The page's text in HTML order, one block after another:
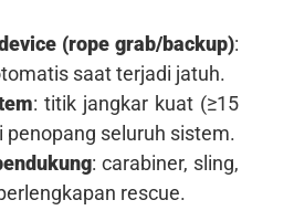
(rope grab/backup):
saat terjadi jatuh.
: titik jangkar kuat (≥15
penopang seluruh sistem.
: carabiner, sling,
rescue.